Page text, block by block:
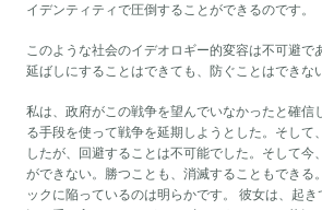
イデンティティで圧倒することができるのです。
このような社会のイデオロギー的変容は不可避で
延ばしにすることはできても、防ぐことはできな
私は、政府がこの戦争を望んでいなかったと確信
る手段を使って戦争を延期しようとした。そして
したが、回避することは不可能でした。そして今
ができない。勝つことも、消滅することもできる
ックに陥っているのは明らかです。 彼女は、起